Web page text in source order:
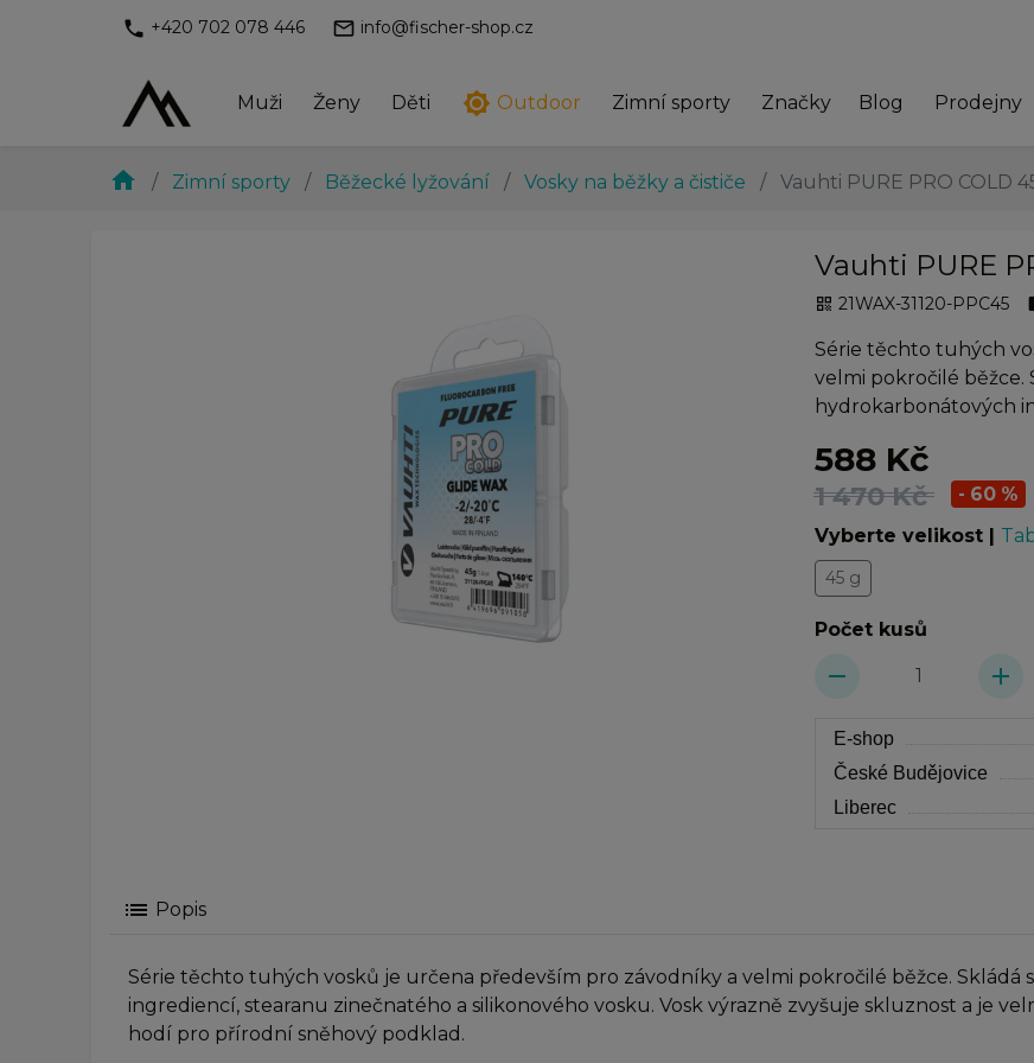
phone +420 702 078 446 mail_outline info@fischer-shop.cz
Muži Ženy Děti brightness_7 Outdoor Zimní sporty Značky Blog Prodejny
home Zimní sporty Běžecké lyžování Vosky na běžky a čističe Vauhti PURE PRO COLD
Vauhti PURE
qr_code 21WAX-31120-PPC45
Série těchto tuhých
velmi pokročilé běžce.
hydrokarbonátových
588 Kč
1 470 Kč
- 60 %
Vyberte velikost |
45 g
Počet kusů
remove add
E-shop
České Budějovice
Liberec
list Popis
Série těchto tuhých vosků je určena především pro závodníky a velmi pokročilé běžce. Skládá
ingrediencí, stearanu zinečnatého a silikonového vosku. Vosk výrazně zvyšuje skluznost a je
hodí pro přírodní sněhový podklad.